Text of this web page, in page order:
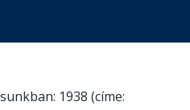
1938 (címe: